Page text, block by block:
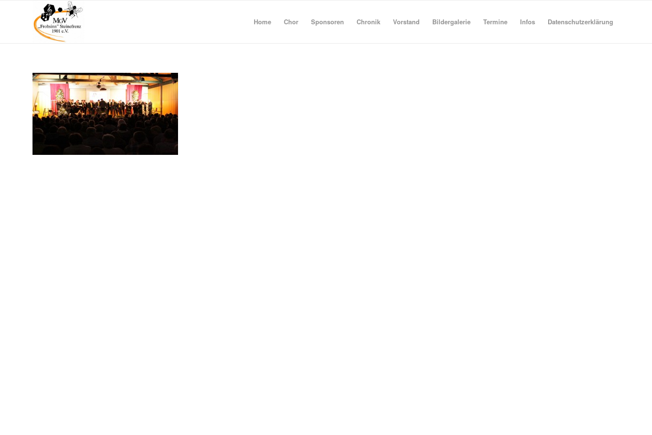
Home Chor Sponsoren Chronik Vorstand Bildergalerie Termine Infos Datenschutzerklärung